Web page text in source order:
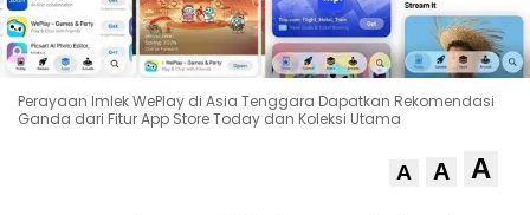
Perayaan Imlek WePlay di Asia Tenggara Dapatkan Rekomendasi
Ganda dari Fitur App Store Today dan Koleksi Utama
A A A